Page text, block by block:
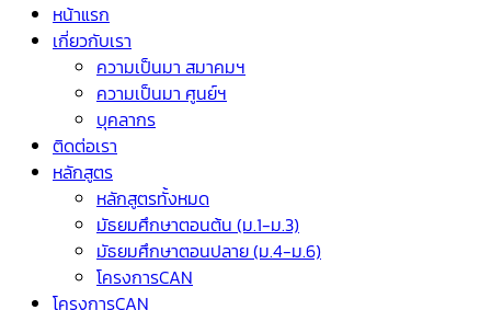
หน้าแรก
เกี่ยวกับเรา
ความเป็นมา สมาคมฯ
ความเป็นมา ศูนย์ฯ
บุคลากร
ติดต่อเรา
หลักสูตร
หลักสูตรทั้งหมด
มัธยมศึกษาตอนต้น (ม.1-ม.3)
มัธยมศึกษาตอนปลาย (ม.4-ม.6)
โครงการCAN
โครงการCAN